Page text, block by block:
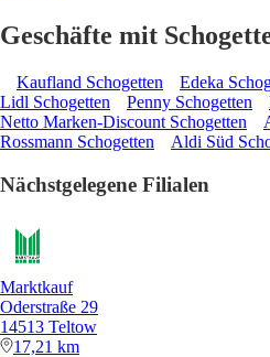
Geschäfte mit
Kaufland Schogetten Edeka
Lidl Schogetten
Penny Schogetten
Netto Marken-Discount Schogetten
Rossmann Schogetten
Aldi Süd
Nächstgelegene Filialen
Marktkauf
Oderstraße 29
14513 Teltow
17,21 km